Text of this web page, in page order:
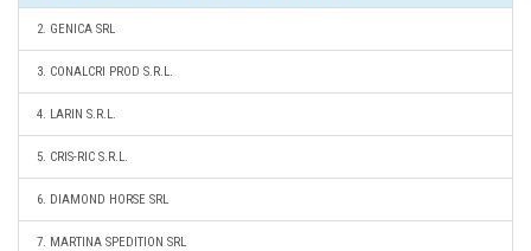
2. GENICA SRL
3. CONALCRI PROD S.R.L.
4. LARIN S.R.L.
5. CRIS-RIC S.R.L.
6. DIAMOND HORSE SRL
7. MARTINA SPEDITION SRL